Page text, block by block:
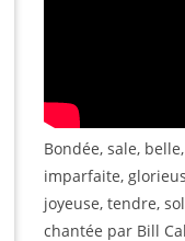
Bondée, sale,
imparfaite,
joyeuse, tendre,
chantée par Bill